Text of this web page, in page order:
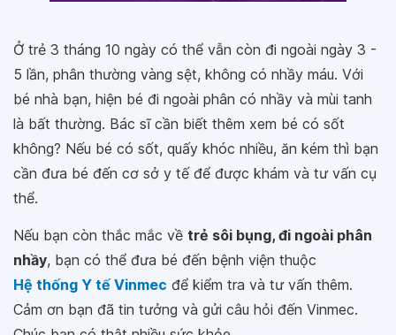
Ở trẻ 3 tháng 10 ngày có thể vẫn còn đi ngoài ngày 3 -
5 lần, phân thường vàng sệt, không có nhầy máu. Với
bé nhà bạn, hiện bé đi ngoài phân có nhầy và mùi tanh
là bất thường. Bác sĩ cần biết thêm xem bé có sốt
không? Nếu bé có sốt, quấy khóc nhiều, ăn kém thì bạn
cần đưa bé đến cơ sở y tế để được khám và tư vấn cụ
thể.
Nếu bạn còn thắc mắc về trẻ sôi bụng, đi ngoài phân
nhầy, bạn có thể đưa bé đến bệnh viện thuộc
Hệ thống Y tế Vinmec để kiểm tra và tư vấn thêm.
Cảm ơn bạn đã tin tưởng và gửi câu hỏi đến Vinmec.